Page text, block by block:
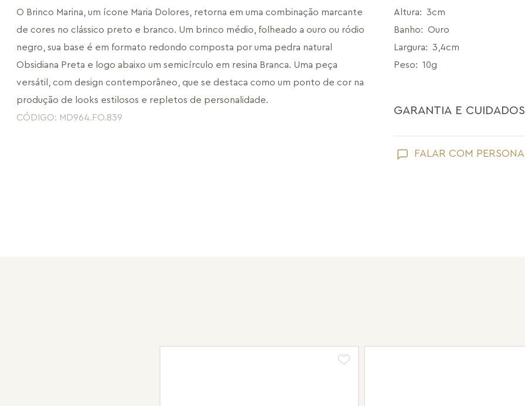
O Brinco Marina, um ícone Maria Dolores, retorna em uma combinação marcante
de cores no clássico preto e branco. Um brinco médio, folheado a ouro ou ródio
negro, sua base é em formato redondo composta por uma pedra natural
Obsidiana Preta e logo abaixo um semicírculo em resina Branca. Uma peça
versátil, com design contemporâneo, que se destaca como um ponto de cor na
produção de looks estilosos e repletos de personalidade.
CÓDIGO: MD964.FO.839
Altura: 3cm
Banho: Ouro
Largura: 3,4cm
Peso: 10g
GARANTIA E CUIDADOS
Como toda joia, sua peça Maria
Informe-se conosco sobre estes
FALAR COM